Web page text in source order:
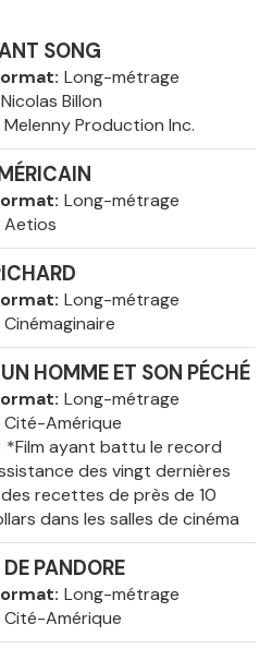
SONG
Long-métrage
Nicolas Billon
Melenny Production Inc.
Long-métrage
Aetios
Long-métrage
Cinémaginaire
HOMME ET SON PÉCHÉ
Long-métrage
Cité-Amérique
*Film ayant battu le record
des vingt dernières
recettes de près de 10
dans les salles de cinéma
PANDORE
Long-métrage
Cité-Amérique